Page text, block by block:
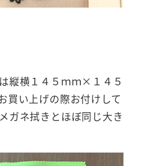
縦横１４５ｍｍ×１４５
買い上げの際お付けして
ガネ拭きとほぼ同じ大き